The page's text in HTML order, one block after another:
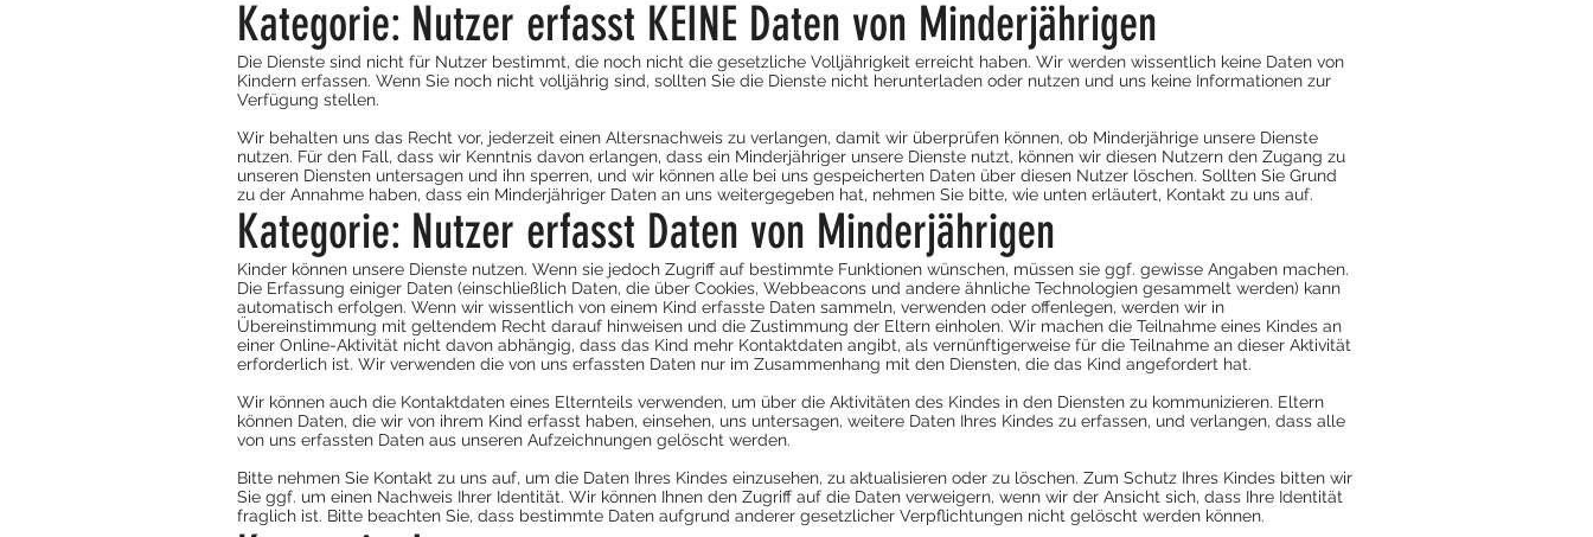
Kategorie: Nutzer erfasst KEINE Daten von Minderjährigen
Die Dienste sind nicht für Nutzer bestimmt, die noch nicht die gesetzliche Volljährigkeit erreicht haben. Wir werden wissentlich keine Daten von
Kindern erfassen. Wenn Sie noch nicht volljährig sind, sollten Sie die Dienste nicht herunterladen oder nutzen und uns keine Informationen zur
Verfügung stellen.
Wir behalten uns das Recht vor, jederzeit einen Altersnachweis zu verlangen, damit wir überprüfen können, ob Minderjährige unsere Dienste
nutzen. Für den Fall, dass wir Kenntnis davon erlangen, dass ein Minderjähriger unsere Dienste nutzt, können wir diesen Nutzern den Zugang zu
unseren Diensten untersagen und ihn sperren, und wir können alle bei uns gespeicherten Daten über diesen Nutzer löschen. Sollten Sie Grund
zu der Annahme haben, dass ein Minderjähriger Daten an uns weitergegeben hat, nehmen Sie bitte, wie unten erläutert, Kontakt zu uns auf.
Kategorie: Nutzer erfasst Daten von Minderjährigen
Kinder können unsere Dienste nutzen. Wenn sie jedoch Zugriff auf bestimmte Funktionen wünschen, müssen sie ggf. gewisse Angaben machen.
Die Erfassung einiger Daten (einschließlich Daten, die über Cookies, Webbeacons und andere ähnliche Technologien gesammelt werden) kann
automatisch erfolgen. Wenn wir wissentlich von einem Kind erfasste Daten sammeln, verwenden oder offenlegen, werden wir in
Übereinstimmung mit geltendem Recht darauf hinweisen und die Zustimmung der Eltern einholen. Wir machen die Teilnahme eines Kindes an
einer Online-Aktivität nicht davon abhängig, dass das Kind mehr Kontaktdaten angibt, als vernünftigerweise für die Teilnahme an dieser Aktivität
erforderlich ist. Wir verwenden die von uns erfassten Daten nur im Zusammenhang mit den Diensten, die das Kind angefordert hat.
Wir können auch die Kontaktdaten eines Elternteils verwenden, um über die Aktivitäten des Kindes in den Diensten zu kommunizieren. Eltern
können Daten, die wir von ihrem Kind erfasst haben, einsehen, uns untersagen, weitere Daten Ihres Kindes zu erfassen, und verlangen, dass alle
von uns erfassten Daten aus unseren Aufzeichnungen gelöscht werden.
Bitte nehmen Sie Kontakt zu uns auf, um die Daten Ihres Kindes einzusehen, zu aktualisieren oder zu löschen. Zum Schutz Ihres Kindes bitten wir
Sie ggf. um einen Nachweis Ihrer Identität. Wir können Ihnen den Zugriff auf die Daten verweigern, wenn wir der Ansicht sich, dass Ihre Identität
fraglich ist. Bitte beachten Sie, dass bestimmte Daten aufgrund anderer gesetzlicher Verpflichtungen nicht gelöscht werden können.